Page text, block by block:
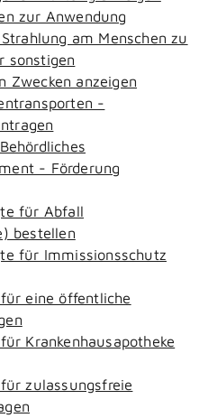
zur Anwendung
am Menschen zu
sonstigen
Zwecken anzeigen
-
- Förderung
für Abfall
bestellen
für Immissionsschutz
eine öffentliche
Krankenhausapotheke
zulassungsfreie